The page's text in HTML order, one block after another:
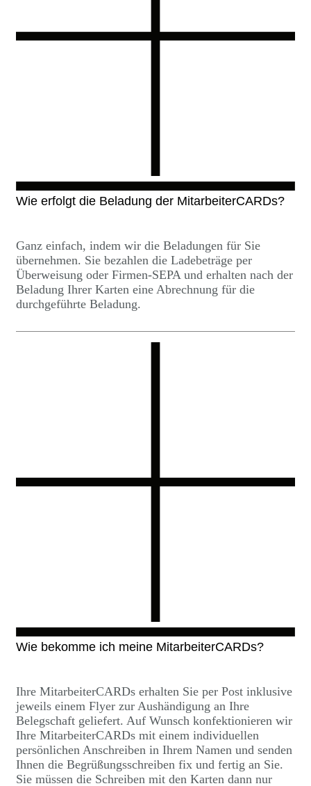
Wie erfolgt die Beladung der MitarbeiterCARDs?
Ganz einfach, indem wir die Beladungen für Sie
übernehmen. Sie bezahlen die Ladebeträge per
Überweisung oder Firmen-SEPA und erhalten nach der
Beladung Ihrer Karten eine Abrechnung für die
durchgeführte Beladung.
Wie bekomme ich meine MitarbeiterCARDs?
Ihre MitarbeiterCARDs erhalten Sie per Post inklusive
jeweils einem Flyer zur Aushändigung an Ihre
Belegschaft geliefert. Auf Wunsch konfektionieren wir
Ihre MitarbeiterCARDs mit einem individuellen
persönlichen Anschreiben in Ihrem Namen und senden
Ihnen die Begrüßungsschreiben fix und fertig an Sie.
Sie müssen die Schreiben mit den Karten dann nur